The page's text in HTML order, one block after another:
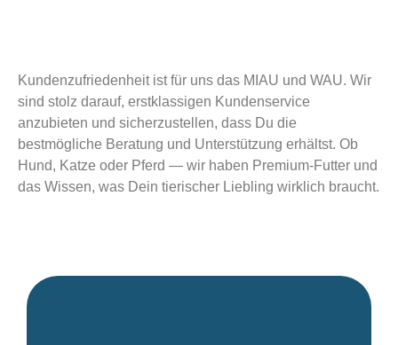
Kundenzufriedenheit ist für uns das MIAU und WAU. Wir
sind stolz darauf, erstklassigen Kundenservice
anzubieten und sicherzustellen, dass Du die
bestmögliche Beratung und Unterstützung erhältst. Ob
Hund, Katze oder Pferd — wir haben Premium-Futter und
das Wissen, was Dein tierischer Liebling wirklich braucht.